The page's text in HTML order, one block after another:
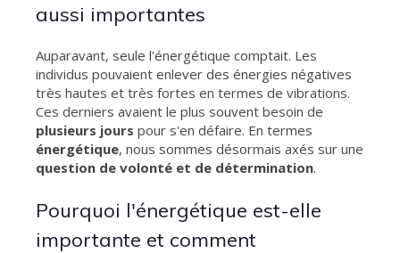
aussi importantes
Auparavant, seule l'énergétique comptait. Les
individus pouvaient enlever des énergies négatives
très hautes et très fortes en termes de vibrations.
Ces derniers avaient le plus souvent besoin de
plusieurs jours pour s'en défaire. En termes
énergétique, nous sommes désormais axés sur une
question de volonté et de détermination.
Pourquoi l'énergétique est-elle
importante et comment